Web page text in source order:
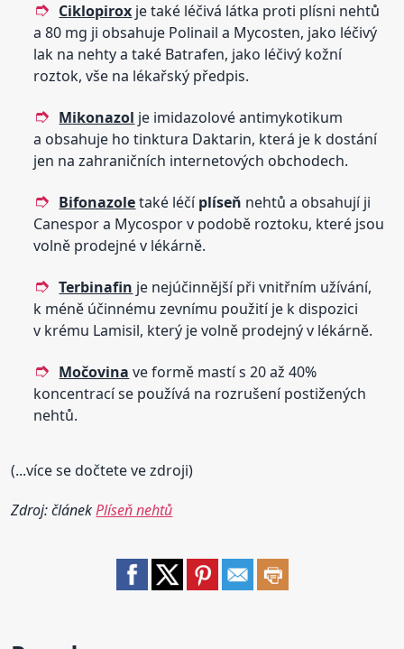
Ciklopirox je také léčivá látka proti plísni nehtů
a 80 mg ji obsahuje Polinail a Mycosten, jako léčivý
lak na nehty a také Batrafen, jako léčivý kožní
roztok, vše na lékařský předpis.
Mikonazol je imidazolové antimykotikum
a obsahuje ho tinktura Daktarin, která je k dostání
jen na zahraničních internetových obchodech.
Bifonazoletaké léčíplíseň nehtů a obsahují ji
Canespor a Mycospor v podobě roztoku, které jsou
volně prodejné v lékárně.
Terbinafin je nejúčinnější při vnitřním užívání,
k méně účinnému zevnímu použití je k dispozici
v krému Lamisil, který je volně prodejný v lékárně.
Močovina ve formě mastí s 20 až 40%
koncentrací se používá na rozrušení postižených
nehtů.
(...více se dočtete ve zdroji)
Zdroj: článekPlíseň nehtů